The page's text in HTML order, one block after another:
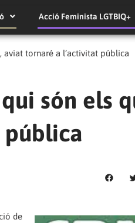
Acció Feminista LGTBIQ+
aviat tornaré a l’activitat pública
són els
de